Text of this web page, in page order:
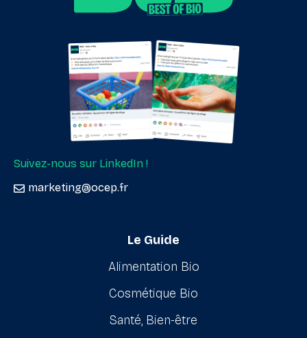
Suivez-nous sur LinkedIn !
marketing@ocep.fr
Le Guide
Alimentation Bio
Cosmétique Bio
Santé, Bien-être